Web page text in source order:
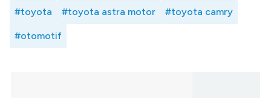
#toyota #toyota astra motor #toyota camry
#otomotif